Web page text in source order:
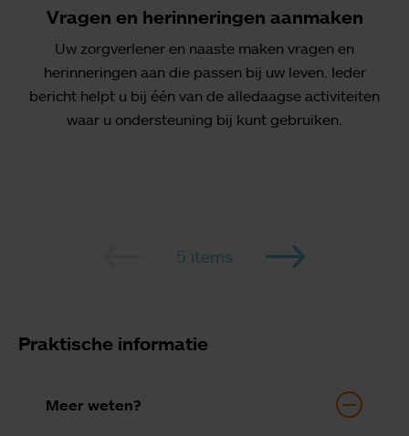
Vragen en herinneringen aanmaken
Uw zorgverlener en naaste maken vragen en
herinneringen aan die passen bij uw leven. Ieder
bericht helpt u bij één van de alledaagse activiteiten
waar u ondersteuning bij kunt gebruiken.
5 items
Praktische informatie
Meer weten?